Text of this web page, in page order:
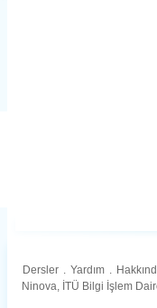
Dersler . Yardım .
Ninova, İTÜ Bilgi İşlem